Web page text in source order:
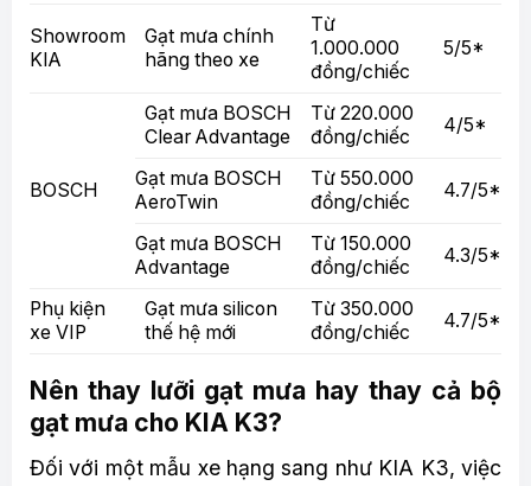
Showroom
KIA
Gạt mưa chính
hãng theo xe
Từ
1.000.000
đồng/chiếc
5/5*
BOSCH
Gạt mưa BOSCH
Clear Advantage
Từ 220.000
đồng/chiếc
4/5*
Gạt mưa BOSCH
AeroTwin
Từ 550.000
đồng/chiếc
4.7/5*
Gạt mưa BOSCH
Advantage
Từ 150.000
đồng/chiếc
4.3/5*
Phụ kiện
xe VIP
Gạt mưa silicon
thế hệ mới
Từ 350.000
đồng/chiếc
4.7/5*
Nên thay lưỡi gạt mưa hay thay cả bộ
gạt mưa cho KIA K3?
Đối với một mẫu xe hạng sang như KIA K3, việc